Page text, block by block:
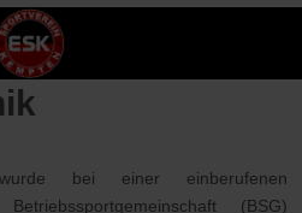
bei einer einberufenen
(BSG)